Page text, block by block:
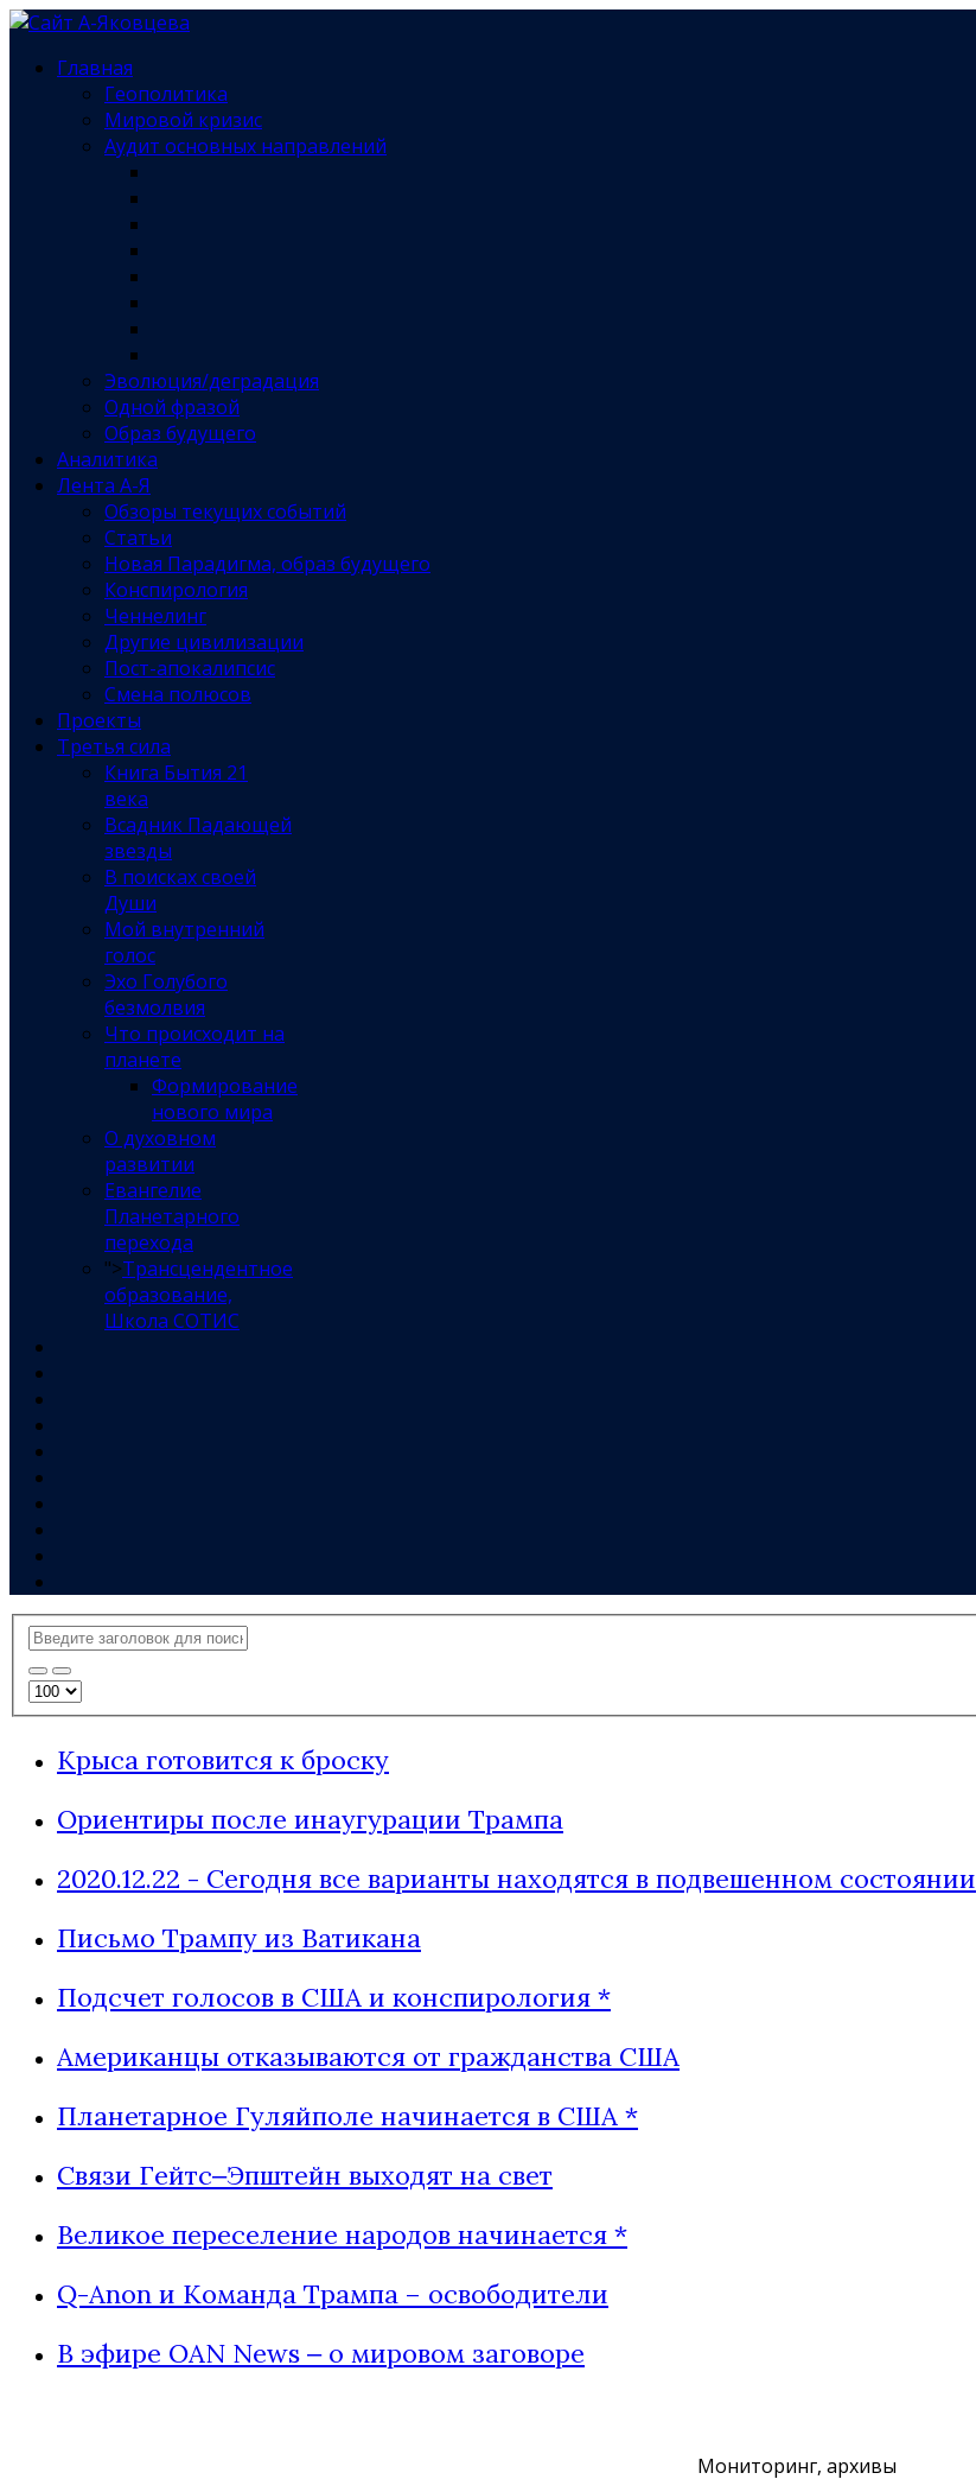
Главная
Геополитика
Мировой кризис
Аудит основных направлений
Эволюция/деградация
Одной фразой
Образ будущего
Аналитика
Лента А-Я
Обзоры текущих событий
Статьи
Новая Парадигма, образ будущего
Конспирология
Ченнелинг
Другие цивилизации
Пост-апокалипсис
Смена полюсов
Проекты
Третья сила
Книга Бытия 21
века
Всадник Падающей
звезды
В поисках своей
Души
Мой внутренний
голос
Эхо Голубого
безмолвия
Что происходит на
планете
Формирование
нового мира
О духовном
развитии
Евангелие
Планетарного
перехода
">Трансцендентное
образование,
Школа СОТИС
Крыса готовится к броску
Ориентиры после инаугурации Трампа
2020.12.22 - Сегодня все варианты находятся в подвешенном состоянии
Письмо Трампу из Ватикана
Подсчет голосов в США и конспирология *
Американцы отказываются от гражданства США
Планетарное Гуляйполе начинается в США *
Связи Гейтс‒Эпштейн выходят на свет
Великое переселение народов начинается *
Q-Anon и Команда Трампа – освободители
В эфире OAN News ‒ о мировом заговоре
Мониторинг, архивы